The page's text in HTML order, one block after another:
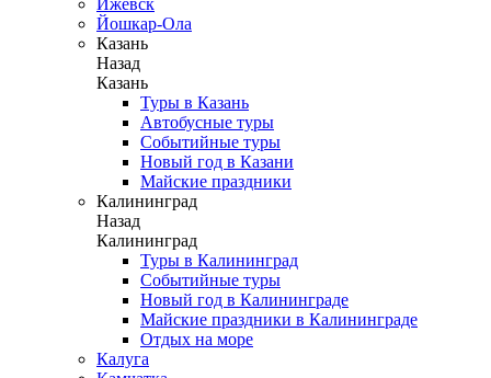
Ижевск
Йошкар-Ола
Казань
Назад
Казань
Туры в Казань
Автобусные туры
Событийные туры
Новый год в Казани
Майские праздники
Калининград
Назад
Калининград
Туры в Калининград
Событийные туры
Новый год в Калининграде
Майские праздники в Калининграде
Отдых на море
Калуга